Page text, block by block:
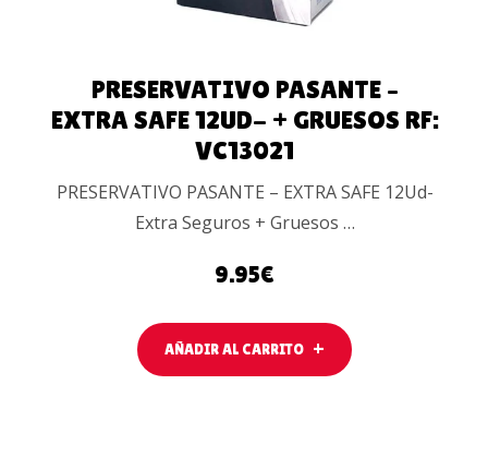
PRESERVATIVO PASANTE –
EXTRA SAFE 12UD- + GRUESOS RF:
VC13021
PRESERVATIVO PASANTE – EXTRA SAFE 12Ud-
Extra Seguros + Gruesos …
9.95€
AÑADIR AL CARRITO